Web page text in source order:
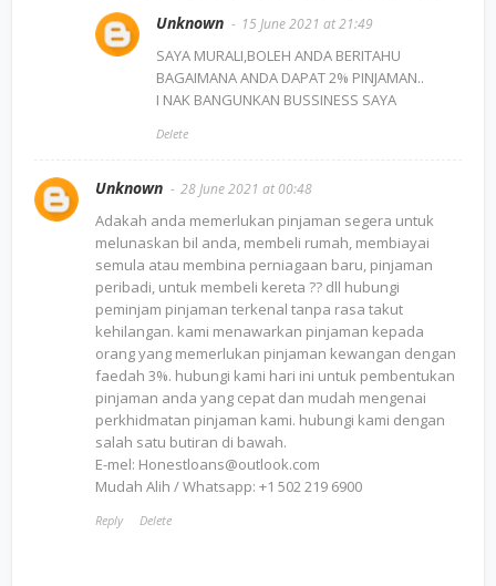
Unknown 15 June 2021 at 21:49
SAYA MURALI,BOLEH ANDA BERITAHU
BAGAIMANA ANDA DAPAT 2% PINJAMAN..
I NAK BANGUNKAN BUSSINESS SAYA
Delete
Unknown 28 June 2021 at 00:48
Adakah anda memerlukan pinjaman segera untuk
melunaskan bil anda, membeli rumah, membiayai
semula atau membina perniagaan baru, pinjaman
peribadi, untuk membeli kereta ?? dll hubungi
peminjam pinjaman terkenal tanpa rasa takut
kehilangan. kami menawarkan pinjaman kepada
orang yang memerlukan pinjaman kewangan dengan
faedah 3%. hubungi kami hari ini untuk pembentukan
pinjaman anda yang cepat dan mudah mengenai
perkhidmatan pinjaman kami. hubungi kami dengan
salah satu butiran di bawah.
E-mel: Honestloans@outlook.com
Mudah Alih / Whatsapp: +1 502 219 6900
Reply Delete